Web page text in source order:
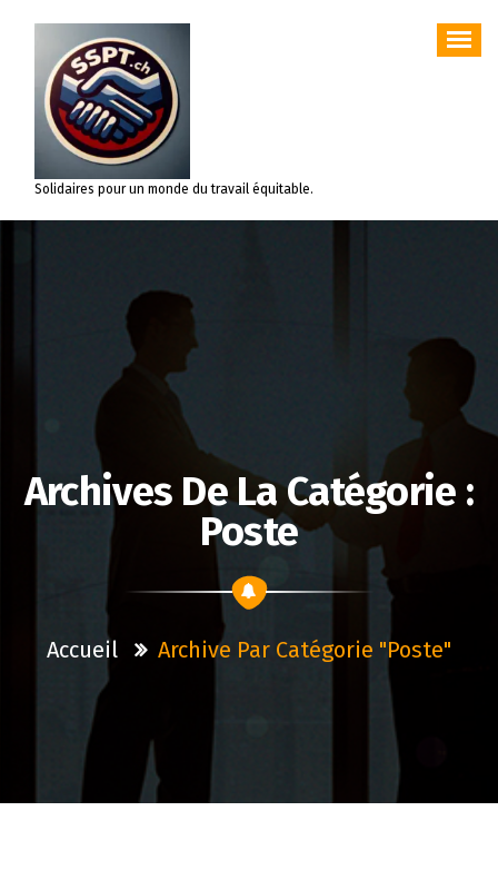
contenu
Solidaires pour un monde du travail équitable.
Archives De La Catégorie :
Poste
Accueil Archive Par Catégorie "poste"